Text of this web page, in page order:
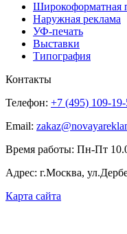
Широкоформатная
Наружная реклама
УФ-печать
Выставки
Типография
Контакты
Телефон: +7 (495) 109-
Email:
Время работы: Пн-Пт
Адрес: г.Москва,
Карта сайта